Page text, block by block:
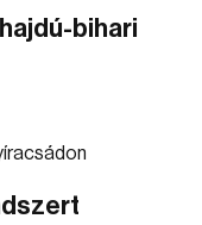
bihari